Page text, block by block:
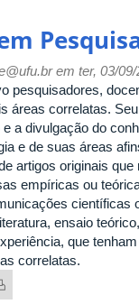
em ter, 03/09/
pesquisadores,
áreas correlatas.
a divulgação do
e de suas áreas
artigos originais que
empíricas ou
científicas
ensaio
que
correlatas.